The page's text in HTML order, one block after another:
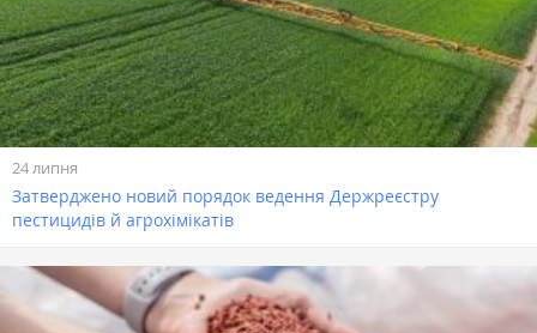
24 липня
Затверджено новий порядок ведення Держреєстру
пестицидів й агрохімікатів